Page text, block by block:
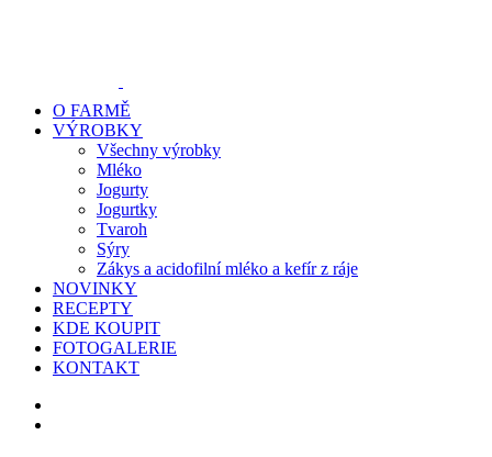
O FARMĚ
VÝROBKY
Všechny výrobky
Mléko
Jogurty
Jogurtky
Tvaroh
Sýry
Zákys a acidofilní mléko a kefír z ráje
NOVINKY
RECEPTY
KDE KOUPIT
FOTOGALERIE
KONTAKT